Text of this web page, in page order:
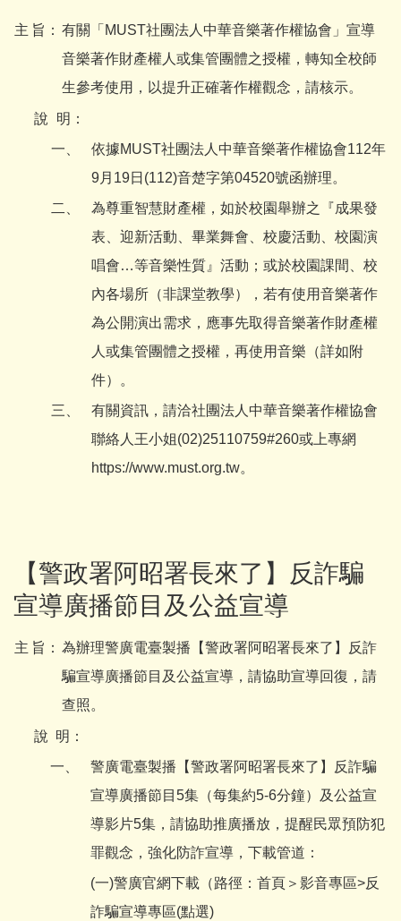
主 旨： 有關「MUST社團法人中華音樂著作權協會」宣導
音樂著作財產權人或集管團體之授權，轉知全校師
生參考使用，以提升正確著作權觀念，請核示。
說
明：
一、
依據MUST社團法人中華音樂著作權協會112年
9月19日(112)音楚字第04520號函辦理。
二、
為尊重智慧財產權，如於校園舉辦之『成果發
表、迎新活動、畢業舞會、校慶活動、校園演
唱會…等音樂性質』活動；或於校園課間、校
內各場所（非課堂教學），若有使用音樂著作
為公開演出需求，應事先取得音樂著作財產權
人或集管團體之授權，再使用音樂（詳如附
件）。
三、
有關資訊，請洽社團法人中華音樂著作權協會
聯絡人王小姐(02)25110759#260或上專網
https://www.must.org.tw。
【警政署阿昭署長來了】反詐騙
宣導廣播節目及公益宣導
主 旨： 為辦理警廣電臺製播【警政署阿昭署長來了】反詐
騙宣導廣播節目及公益宣導，請協助宣導回復，請
查照。
說 明：
一、
警廣電臺製播【警政署阿昭署長來了】反詐騙
宣導廣播節目5集（每集約5-6分鐘）及公益宣
導影片5集，請協助推廣播放，提醒民眾預防犯
罪觀念，強化防詐宣導，下載管道：
(一)警廣官網下載（路徑：首頁＞影音專區>反
詐騙宣導專區(點選)